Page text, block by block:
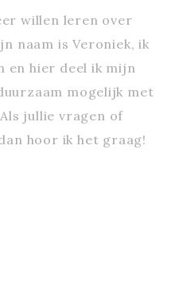
willen leren over
naam is Veroniek, ik
en hier deel ik mijn
mogelijk met
jullie vragen of
hoor ik het graag!